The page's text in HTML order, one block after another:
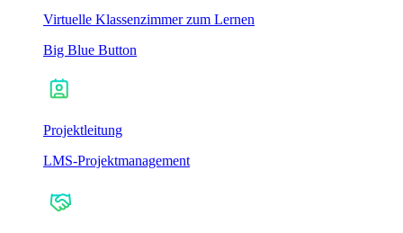
Virtuelle Klassenzimmer zum Lernen
Big Blue Button
Projektleitung
LMS-Projektmanagement